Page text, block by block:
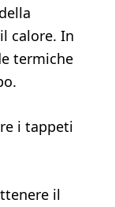
calore. In
termiche
i tappeti
il